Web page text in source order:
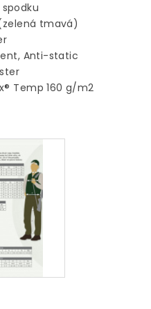
tmavá)
Anti-static
Temp 160 g/m2